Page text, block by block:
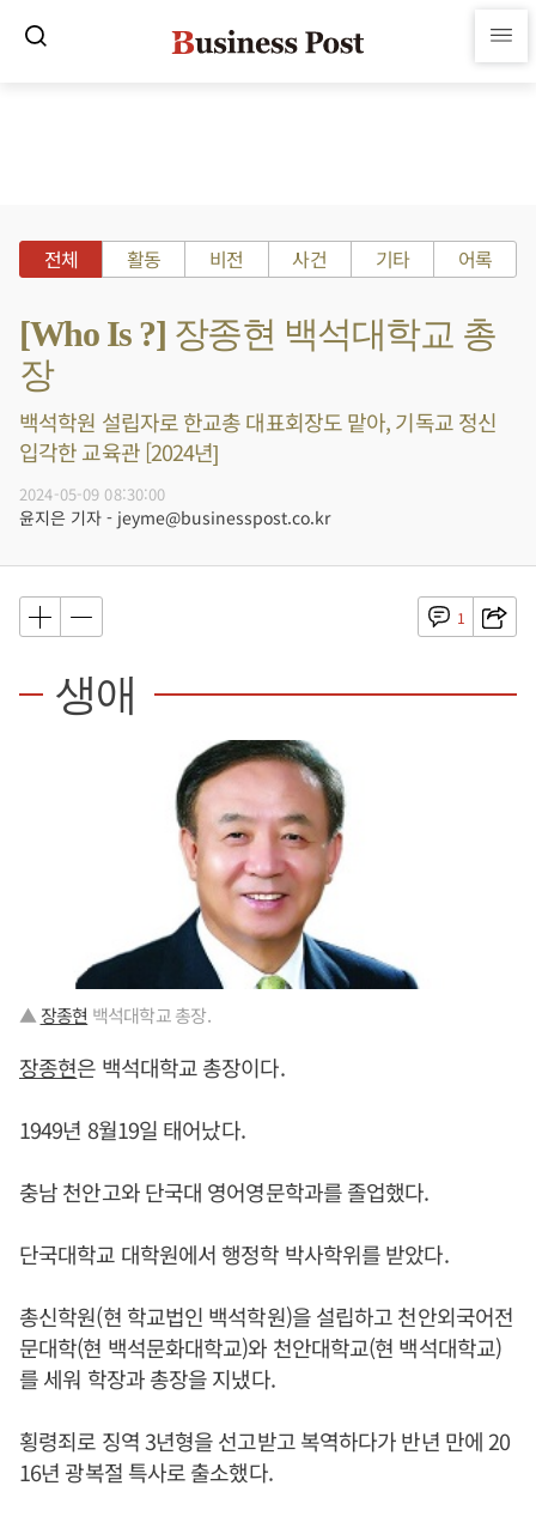
전체 활동 비전 사건 기타 어록
[Who Is ?] 장종현 백석대학교 총
장
백석학원 설립자로 한교총 대표회장도 맡아, 기독교 정신
입각한 교육관 [2024년]
2024-05-09 08:30:00
윤지은 기자 - jeyme@businesspost.co.kr
1
생애
▲ 장종현 백석대학교 총장.
장종현은 백석대학교 총장이다.
1949년 8월19일 태어났다.
충남 천안고와 단국대 영어영문학과를 졸업했다.
단국대학교 대학원에서 행정학 박사학위를 받았다.
총신학원(현 학교법인 백석학원)을 설립하고 천안외국어전
문대학(현 백석문화대학교)와 천안대학교(현 백석대학교)
를 세워 학장과 총장을 지냈다.
횡령죄로 징역 3년형을 선고받고 복역하다가 반년 만에 20
16년 광복절 특사로 출소했다.